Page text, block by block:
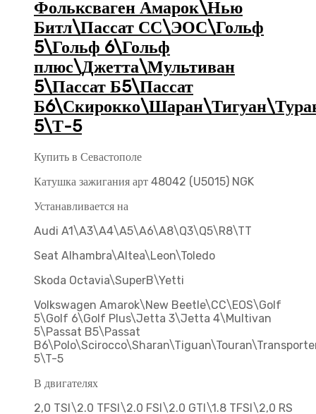
Фольксваген Амарок\Нью
Битл\Пассат СС\ЭОС\Гольф
5\Гольф 6\Гольф
плюс\Джетта\Мультиван
5\Пассат Б5\Пассат
5\Т-5
Купить в Севастополе
Катушка зажигания арт 48042 (U5015) NGK
Устанавливается на
Audi A1\A3\A4\A5\A6\A8\Q3\Q5\R8\TT
Seat Alhambra\Altea\Leon\Toledo
Skoda Octavia\SuperB\Yetti
Volkswagen Amarok\New Beetle\CC\EOS\Golf
5\Golf 6\Golf Plus\Jetta 3\Jetta 4\Multivan
5\Passat B5\Passat
5\T-5
В двигателях
2,0 TSI\2.0 TFSI\2.0 FSI\2.0 GTI\1.8 TFSI\2,0 RS